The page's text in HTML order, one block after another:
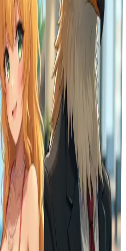
en Vheer. Empieza gratis ahora.
ninguna imagen
clic en "Generar imagen" para crear